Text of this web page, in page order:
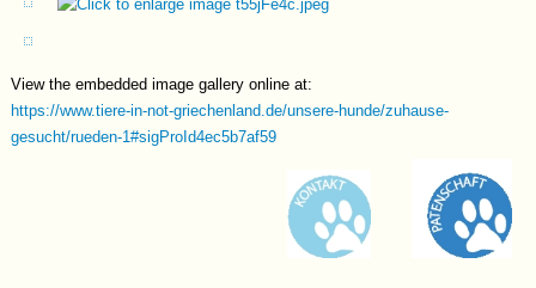
Video Video2
View the embedded image gallery online at:
https://www.tiere-in-not-griechenland.de/unsere-hunde/zuhause-
gesucht/rueden-1#sigProId4ec5b7af59